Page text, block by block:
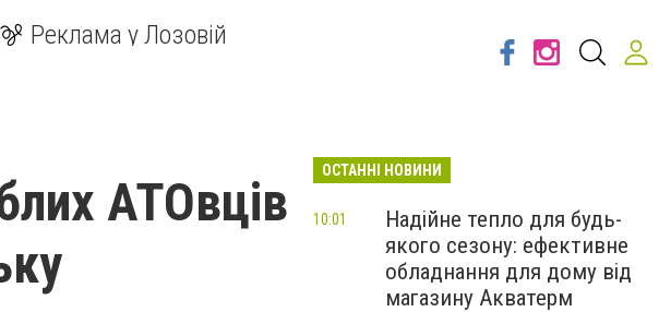
Реклама у Лозовій
АТОвців
ОСТАННІ НОВИНИ
Надійне тепло для будь-
якого сезону: ефективне
обладнання для дому від
магазину Акватерм
10:01